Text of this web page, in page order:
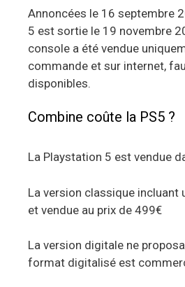
Annoncées le 16 septembre
5 est sortie le 19 novembre
console a été vendue
commande et sur internet,
disponibles.
Combine coûte la PS5 ?
La Playstation 5 est vendue
La version classique incluant
et vendue au prix de 499€
La version digitale ne
format digitalisé est